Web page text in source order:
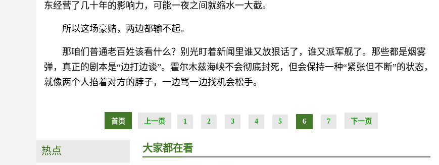
东经营了几十年的影响力，可能一夜之间就缩水一大截。
所以这场豪赌，两边都输不起。
那咱们普通老百姓该看什么？别光盯着新闻里谁又放狠话了，谁又派军舰了。那些都是烟雾
弹，真正的剧本是“边打边谈”。霍尔木兹海峡不会彻底封死，但会保持一种“紧张但不断”的状态，
就像两个人掐着对方的脖子，一边骂一边找机会松手。
首页 上一页 1 2 3 4 5 6 7 下一页
热点 大家都在看